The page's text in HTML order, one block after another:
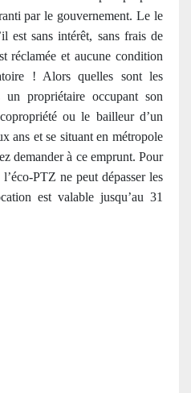
par le gouvernement. Le le
est sans intérêt, sans frais de
réclamée et aucune condition
! Alors quelles sont les
propriétaire occupant son
ou le bailleur d’un
ans et se situant en métropole
demander à ce emprunt. Pour
PTZ ne peut dépasser les
est valable jusqu’au 31